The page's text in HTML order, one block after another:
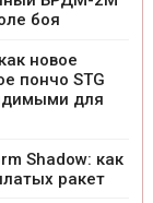
боя
новое
пончо STG
для
Shadow: как
ракет